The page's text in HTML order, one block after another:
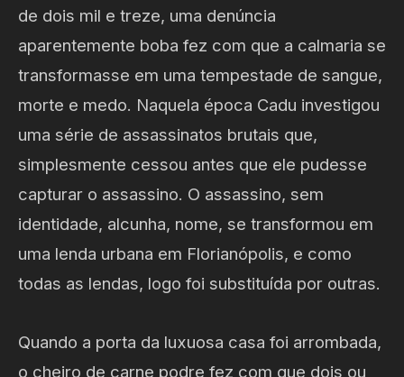
de dois mil e treze, uma denúncia
aparentemente boba fez com que a calmaria se
transformasse em uma tempestade de sangue,
morte e medo. Naquela época Cadu investigou
uma série de assassinatos brutais que,
simplesmente cessou antes que ele pudesse
capturar o assassino. O assassino, sem
identidade, alcunha, nome, se transformou em
uma lenda urbana em Florianópolis, e como
todas as lendas, logo foi substituída por outras.
Quando a porta da luxuosa casa foi arrombada,
o cheiro de carne podre fez com que dois ou